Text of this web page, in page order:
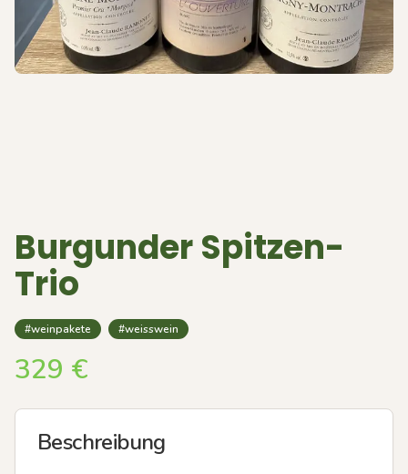
Burgunder Spitzen-
Trio
#weinpakete #weisswein
329 €
Beschreibung